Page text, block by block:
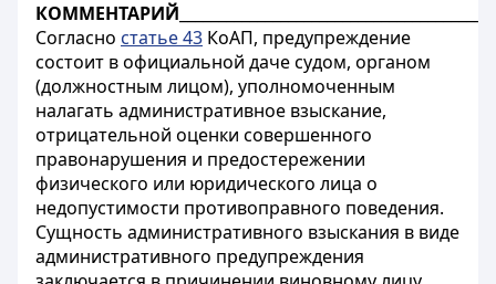
КОММЕНТАРИЙ
Согласно статье 43 КоАП, предупреждение
состоит в официальной даче судом, органом
(должностным лицом), уполномоченным
налагать административное взыскание,
отрицательной оценки совершенного
правонарушения и предостережении
физического или юридического лица о
недопустимости противоправного поведения.
Сущность административного взыскания в виде
административного предупреждения